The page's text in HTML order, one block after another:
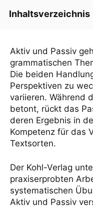
Inhaltsverzeichnis
Lehrplanbezug:
Unterricht?
Was ist das Aktiv?
Was ist das Passiv?
Vorgangspassiv
Bildung des
Umwandlung von
Aktiv und Passiv
grammatischen
Die beiden
Perspektiven zu
variieren. Während
betont, rückt das
deren Ergebnis in
Kompetenz für das
Textsorten.
Der Kohl-Verlag
praxiserprobten
systematischen
Aktiv und Passiv